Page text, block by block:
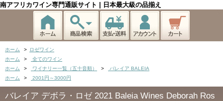
南アフリカワイン専門通販サイト | 日本最大級の品揃え
ホーム >
ロゼワイン
ホーム
>
全てのワイン
ホーム
> ワイナリー一覧（五十音順） >
バレイア BALEIA
ホーム
> 2001円～3000円
バレイア デボラ・ロゼ 2021 Baleia Wines Deborah Ros